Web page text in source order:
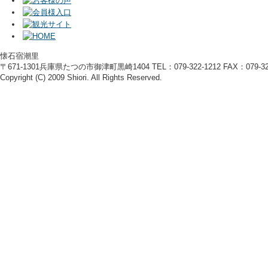
懐石宿潮里
〒671-1301兵庫県たつの市御津町黒崎1404 TEL：079-322-1212 FAX：079-
Copyright (C) 2009 Shiori. All Rights Reserved.